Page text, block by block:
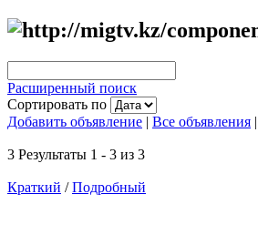
Расширенный поиск
Сортировать по
Добавить объявление | Все объявления |
3 Результаты 1 - 3 из 3
Краткий /Подробный